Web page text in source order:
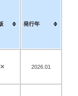
発行年
× 2026.01